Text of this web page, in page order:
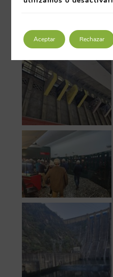
Aceptar Rechazar